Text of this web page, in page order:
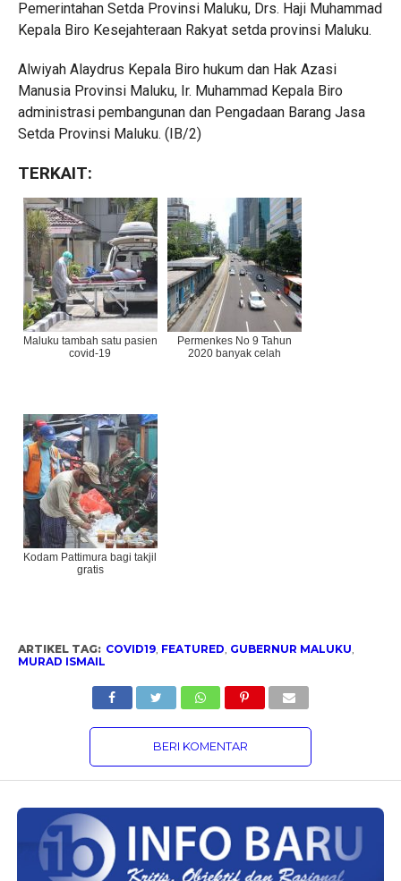
Pemerintahan Setda Provinsi Maluku, Drs. Haji Muhammad
Kepala Biro Kesejahteraan Rakyat setda provinsi Maluku.
Alwiyah Alaydrus Kepala Biro hukum dan Hak Azasi
Manusia Provinsi Maluku, Ir. Muhammad Kepala Biro
administrasi pembangunan dan Pengadaan Barang Jasa
Setda Provinsi Maluku. (IB/2)
TERKAIT:
Maluku tambah satu pasien
covid-19
Permenkes No 9 Tahun
2020 banyak celah
Kodam Pattimura bagi takjil
gratis
ARTIKEL TAG: COVID19, FEATURED GUBERNUR MALUKU
MURAD ISMAIL
BERI KOMENTAR